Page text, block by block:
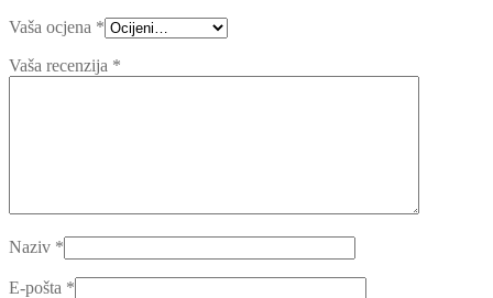
Vaša ocjena *
Vaša recenzija *
Naziv *
E-pošta *